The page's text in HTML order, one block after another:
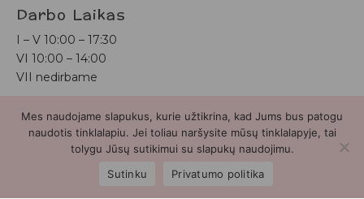
Darbo Laikas
I – V 10:00 – 17:30
VI 10:00 – 14:00
VII nedirbame
Bunnytail.lt| Copyright 2026 | Svetainė sukurtaMyra.lt
Mes naudojame slapukus, kurie užtikrina, kad Jums bus patogu
naudotis tinklalapiu. Jei toliau naršysite mūsų tinklalapyje, tai
tolygu Jūsų sutikimui su slapukų naudojimu.
Sutinku
Privatumo politika